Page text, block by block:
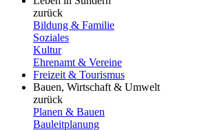
zurück
Bildung & Familie
Soziales
Kultur
Ehrenamt & Vereine
Freizeit & Tourismus
Bauen, Wirtschaft & Umwelt
zurück
Planen & Bauen
Bauleitplanung